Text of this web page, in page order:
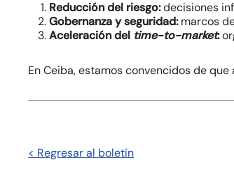
Reducción del riesgo:decisiones
Gobernanza y seguridad:marcos
Aceleración del time-to-market:
En Ceiba, estamos convencidos de
< Regresar al boletín